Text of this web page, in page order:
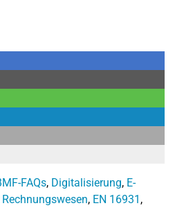
FAQs, Digitalisierung, E-
, EN 16931 ,